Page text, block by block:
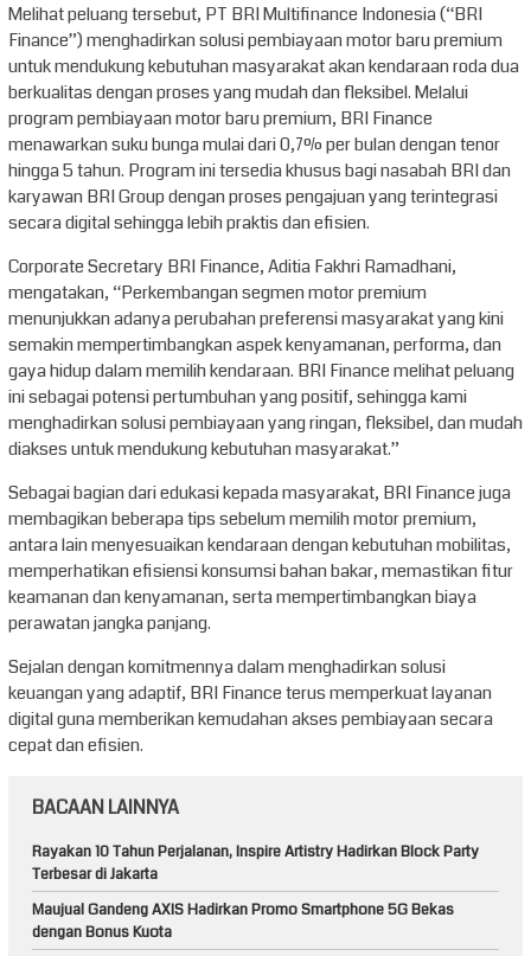
Melihat peluang tersebut, PT BRI Multifinance Indonesia (“BRI
Finance”) menghadirkan solusi pembiayaan motor baru premium
untuk mendukung kebutuhan masyarakat akan kendaraan roda dua
berkualitas dengan proses yang mudah dan fleksibel. Melalui
program pembiayaan motor baru premium, BRI Finance
menawarkan suku bunga mulai dari 0,7% per bulan dengan tenor
hingga 5 tahun. Program ini tersedia khusus bagi nasabah BRI dan
karyawan BRI Group dengan proses pengajuan yang terintegrasi
secara digital sehingga lebih praktis dan efisien.
Corporate Secretary BRI Finance, Aditia Fakhri Ramadhani,
mengatakan, “Perkembangan segmen motor premium
menunjukkan adanya perubahan preferensi masyarakat yang kini
semakin mempertimbangkan aspek kenyamanan, performa, dan
gaya hidup dalam memilih kendaraan. BRI Finance melihat peluang
ini sebagai potensi pertumbuhan yang positif, sehingga kami
menghadirkan solusi pembiayaan yang ringan, fleksibel, dan mudah
diakses untuk mendukung kebutuhan masyarakat.”
Sebagai bagian dari edukasi kepada masyarakat, BRI Finance juga
membagikan beberapa tips sebelum memilih motor premium,
antara lain menyesuaikan kendaraan dengan kebutuhan mobilitas,
memperhatikan efisiensi konsumsi bahan bakar, memastikan fitur
keamanan dan kenyamanan, serta mempertimbangkan biaya
perawatan jangka panjang.
Sejalan dengan komitmennya dalam menghadirkan solusi
keuangan yang adaptif, BRI Finance terus memperkuat layanan
digital guna memberikan kemudahan akses pembiayaan secara
cepat dan efisien.
BACAAN LAINNYA
Rayakan 10 Tahun Perjalanan, Inspire Artistry Hadirkan Block Party
Terbesar di Jakarta
Maujual Gandeng AXIS Hadirkan Promo Smartphone 5G Bekas
dengan Bonus Kuota